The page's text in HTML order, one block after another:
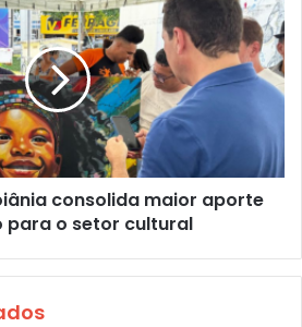
consolida maior aporte
para o setor cultural